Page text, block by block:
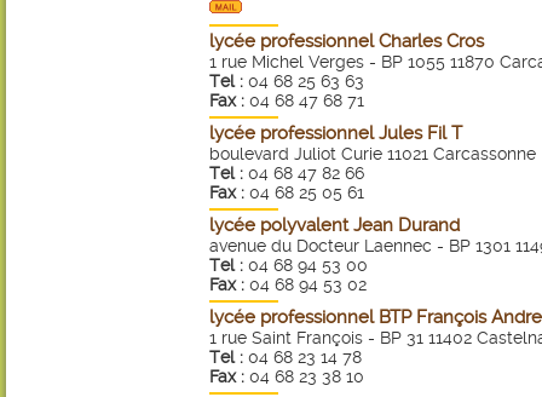
lycée professionnel Charles Cros
1 rue Michel Verges - BP 1055 11870
Tel : 04 68 25 63 63
Fax : 04 68 47 68 71
lycée professionnel Jules Fil T
boulevard Juliot Curie 11021 Carcassonne
Tel : 04 68 47 82 66
Fax : 04 68 25 05 61
lycée polyvalent Jean Durand
avenue du Docteur Laennec - BP 1301
Tel : 04 68 94 53 00
Fax : 04 68 94 53 02
lycée professionnel BTP François
1 rue Saint François - BP 31 11402
Tel : 04 68 23 14 78
Fax : 04 68 23 38 10